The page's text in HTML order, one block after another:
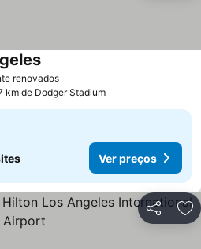
renovados
km de Dodger Stadium
Ver preços
Partilhar